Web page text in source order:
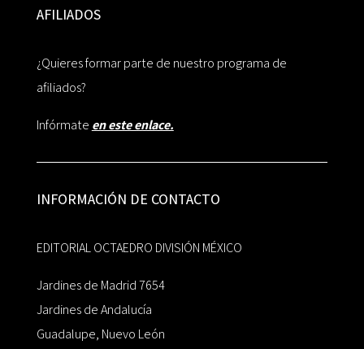
AFILIADOS
¿Quieres formar parte de nuestro programa de
afiliados?
Infórmate en este enlace.
INFORMACIÓN DE CONTACTO
EDITORIAL OCTAEDRO DIVISIÓN MÉXICO
Jardines de Madrid 7654
Jardines de Andalucía
Guadalupe, Nuevo León